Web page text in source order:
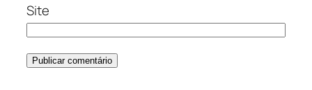
Site